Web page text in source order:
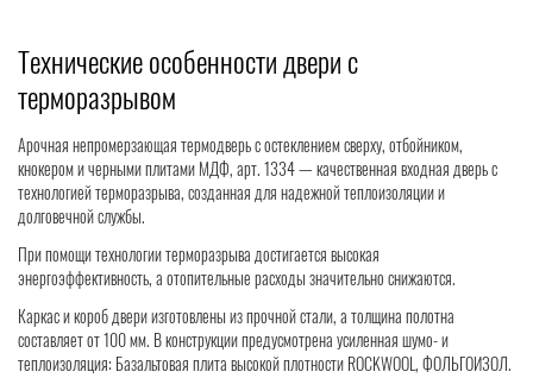
Технические особенности двери с
терморазрывом
Арочная непромерзающая термодверь с остеклением сверху, отбойником,
кнокером и черными плитами МДФ, арт. 1334 — качественная входная дверь с
технологией терморазрыва, созданная для надежной теплоизоляции и
долговечной службы.
При помощи технологии терморазрыва достигается высокая
энергоэффективность, а отопительные расходы значительно снижаются.
Каркас и короб двери изготовлены из прочной стали, а толщина полотна
составляет от 100 мм. В конструкции предусмотрена усиленная шумо- и
теплоизоляция: Базальтовая плита высокой плотности ROCKWOOL, ФОЛЬГОИЗОЛ.